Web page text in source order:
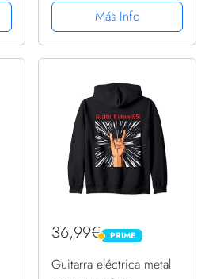
SudaderaMás Info
36,99€ PRIME
PRIME
Guitarra eléctrica metal